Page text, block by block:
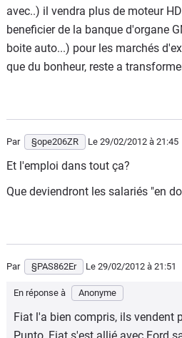
avec..) il vendra plus de moteur
beneficier de la banque d'organe
boite auto...) pour les marchés
que du bonheur, reste a
Par §ope206ZR Le 29/02/2012 à 21:45
Et l'emploi dans tout ça?
Que deviendront les salariés "en
Par §PAS862Er Le 29/02/2012 à 21:51
En réponse à Anonyme
Fiat l'a bien compris, ils vendent